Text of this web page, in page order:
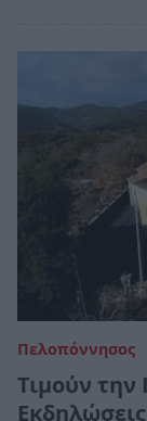
Πελοπόννησος
Τιμούν την